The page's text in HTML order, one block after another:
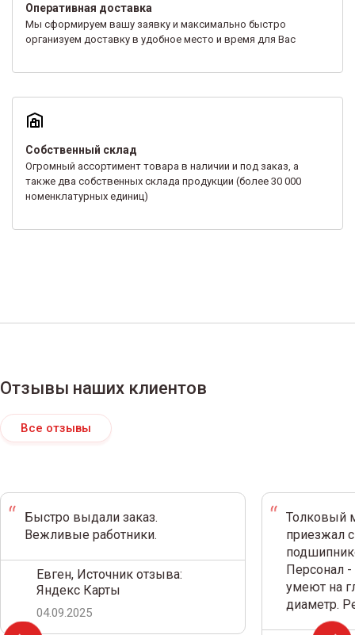
Оперативная доставка
Мы сформируем вашу заявку и максимально быстро
организуем доставку в удобное место и время для Вас
Собственный склад
Огромный ассортимент товара в наличии и под заказ, а
также два собственных склада продукции (более 30 000
номенклатурных единиц)
Отзывы наших клиентов
Все отзывы
Быстро выдали заказ.
Вежливые работники.
Евген, Источник отзыва:
Яндекс Карты
04.09.2025
Толковый
приезжал
Персонал
умеют на
диаметр.